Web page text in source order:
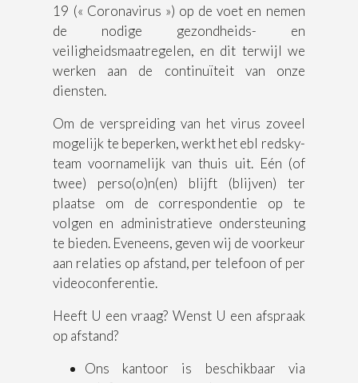
19 (« Coronavirus ») op de voet en nemen
de nodige gezondheids- en
veiligheidsmaatregelen, en dit terwijl we
werken aan de continuïteit van onze
diensten.
Om de verspreiding van het virus zoveel
mogelijk te beperken, werkt het ebl redsky-
team voornamelijk van thuis uit. Eén (of
twee) perso(o)n(en) blijft (blijven) ter
plaatse om de correspondentie op te
volgen en administratieve ondersteuning
te bieden. Eveneens, geven wij de voorkeur
aan relaties op afstand, per telefoon of per
videoconferentie.
Heeft U een vraag? Wenst U een afspraak
op afstand?
Ons kantoor is beschikbaar via